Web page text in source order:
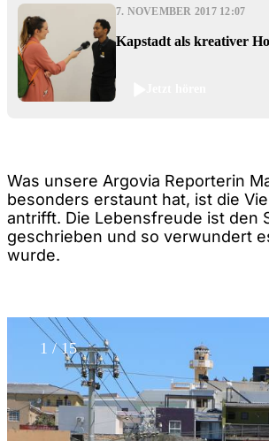
7. NOVEMBER 2017 12:07
Kapstadt als kreativer
Was unsere Argovia Reporterin
besonders erstaunt hat, ist die
antrifft. Die Lebensfreude ist den
geschrieben und so verwundert
wurde.
1 /15